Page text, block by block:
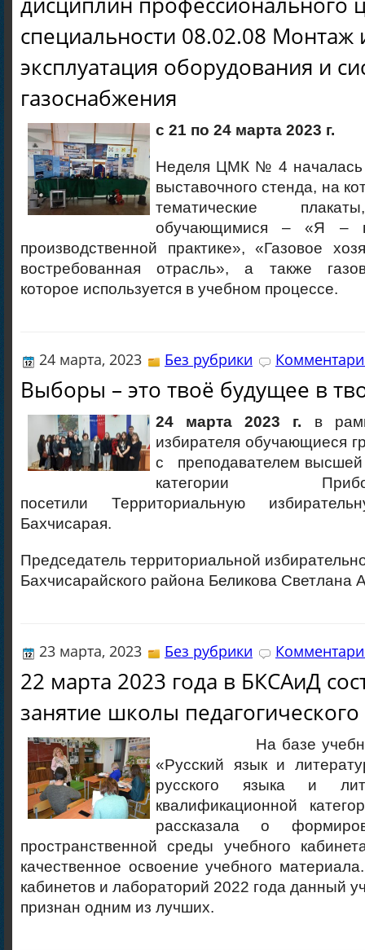
специальности 08.02.08 Монтаж
эксплуатация оборудования и
газоснабжения
с 21 по 24 марта 2023 г.
Неделя ЦМК № 4 началась
выставочного стенда, на
тематические
обучающимися – «Я –
производственной практике», «Газовое
востребованная отрасль», а также
которое используется в учебном процессе.
24 марта, 2023 Без рубрики
Выборы – это твоё будущее в
24 марта 2023 г. в
избирателя обучающиеся
с преподавателем высшей
категории
посетили Территориальную
Бахчисарая.
Председатель территориальной
Бахчисарайского района Беликова Светлана
23 марта, 2023 Без рубрики
22 марта 2023 года в БКСАиД
занятие школы педагогического
На базе учебного
«Русский язык и
русского языка и
квалификационной
рассказала о
пространственной среды учебного
качественное освоение учебного
кабинетов и лабораторий 2022 года данный
признан одним из лучших.